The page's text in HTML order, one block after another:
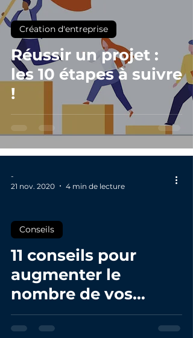
Réussir un projet :
les 10 étapes à suivre
!
Création d'entreprise
11 conseils pour
augmenter le
nombre de vos
abonnés à votre
Page LinkedIn
Conseils
-
21 nov. 2020
4 min de lecture